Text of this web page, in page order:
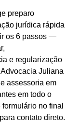
preparo
jurídica rápida
os 6 passos —
e regularização
Juliana
assessoria em
em todo o
no final
contato direto.